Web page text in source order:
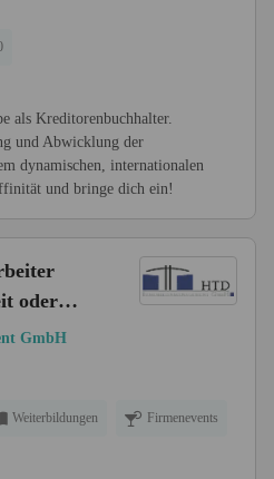
als Kreditorenbuchhalter.
und Abwicklung der
dynamischen, internationalen
und bringe dich ein!
oder
GmbH
Weiterbildungen Firmenevents